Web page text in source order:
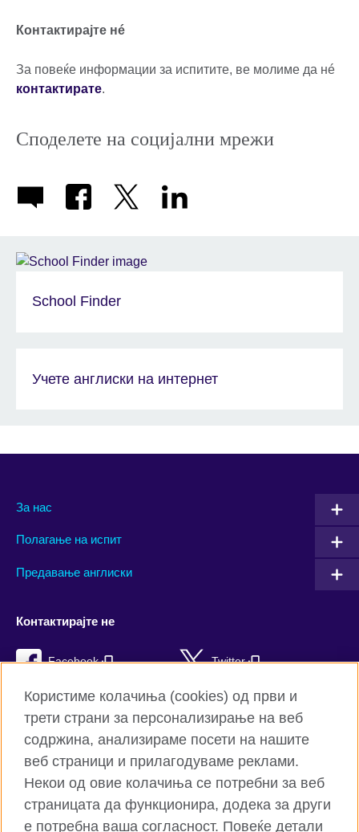
Контактирајте нé
За повеќе информации за испитите, ве молиме да нé
контактирате.
Споделете на социјални мрежи
School Finder
Учете англиски на интернет
За нас
Полагање на испит
Предавање англиски
Контактирајте не
Facebook Twitter
YouTube Flickr
Британски совет на глобално ниво
Користиме колачиња (cookies) од први и
трети страни за персонализирање на веб
содржина, анализираме посети на нашите
веб страници и прилагодуваме реклами.
Некои од овие колачиња се потребни за веб
страницата да функционира, додека за други
е потребна ваша согласност. Повеќе детали